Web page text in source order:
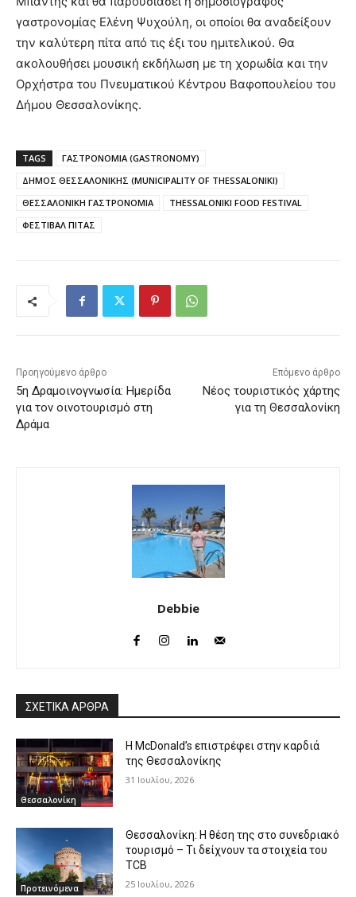
γαστρονομίας Ελένη Ψυχούλη, οι οποίοι θα αναδείξουν
την καλύτερη πίτα από τις έξι του ημιτελικού. Θα
ακολουθήσει μουσική εκδήλωση με τη χορωδία και την
Ορχήστρα του Πνευματικού Κέντρου Βαφοπουλείου του
Δήμου Θεσσαλονίκης.
TAGS
ΓΑΣΤΡΟΝΟΜΙΑ (GASTRONOMY)
ΔΗΜΟΣ ΘΕΣΣΑΛΟΝΙΚΗΣ (MUNICIPALITY OF THESSALONIKI)
ΘΕΣΣΑΛΟΝΙΚΗ ΓΑΣΤΡΟΝΟΜΙΑ
THESSALONIKI FOOD FESTIVAL
ΦΕΣΤΙΒΑΛ ΠΙΤΑΣ
Προηγούμενο άρθρο
5η Δραμοινογνωσία: Ημερίδα
για τον οινοτουρισμό στη
Δράμα
Επόμενο άρθρο
Νέος τουριστικός χάρτης
για τη Θεσσαλονίκη
Debbie
ΣΧΕΤΙΚΑ ΑΡΘΡΑ
Θεσσαλονίκη
Η McDonald’s επιστρέφει στην καρδιά
της Θεσσαλονίκης
31 Ιουλίου, 2026
Προτεινόμενα
Θεσσαλονίκη: Η θέση της στο συνεδριακό
τουρισμό – Τι δείχνουν τα στοιχεία του
TCB
25 Ιουλίου, 2026